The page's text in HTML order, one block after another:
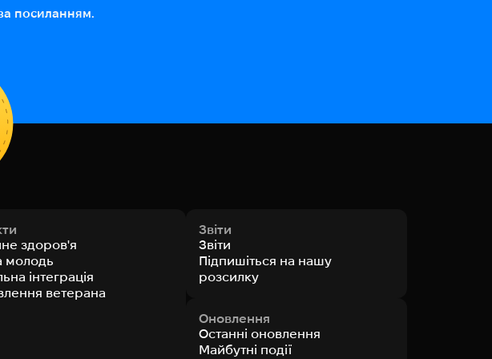
посиланням.
здоров'я
молодь
інтеграція
ветерана
Звіти
Звіти
Підпишіться на нашу
розсилку
Оновлення
Останні оновлення
Майбутні події